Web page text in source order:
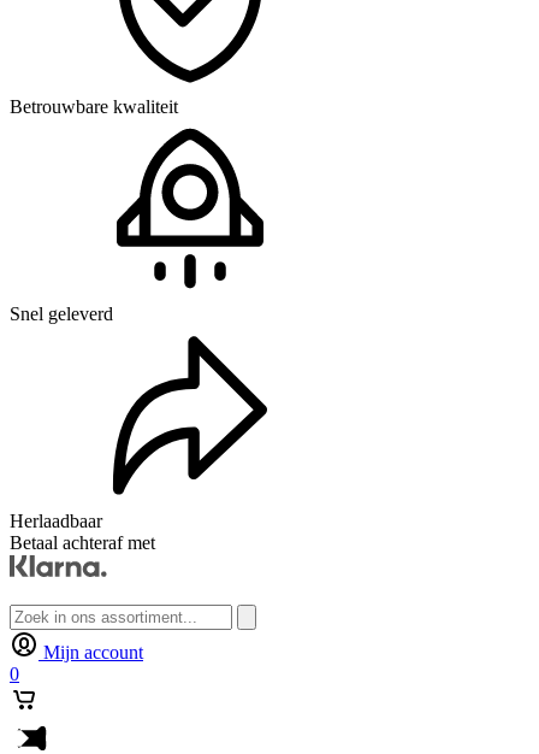
Betrouwbare kwaliteit
Snel geleverd
Herlaadbaar
Betaal achteraf met
Zoeken
naar:
Mijn account
0